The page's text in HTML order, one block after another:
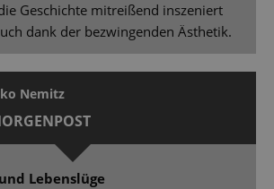
Geschichte mitreißend inszeniert
dank der bezwingenden Ästhetik.
Nemitz
Lebenslüge